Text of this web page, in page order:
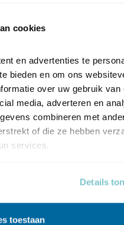
cookies
en advertenties te
bieden en om ons
over uw gebruik van
media, adverteren en
combineren met
of die ze hebben
services.
Details
toestaan
klapekster
roodborsttapuit